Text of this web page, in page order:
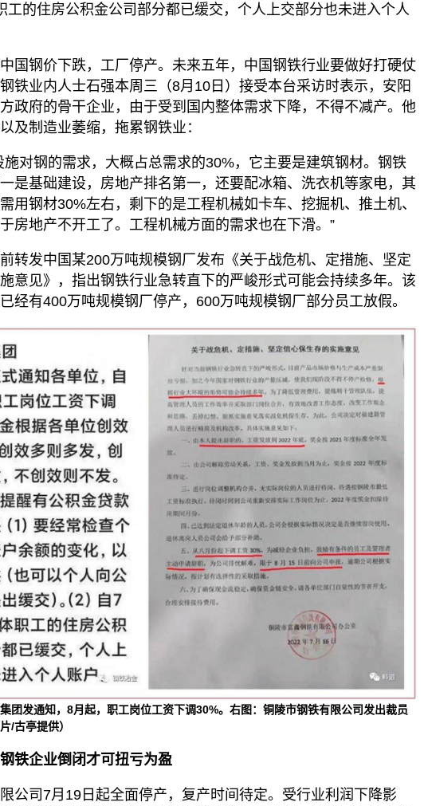
工的住房公积金公司部分都已缓交，个人上交部分也未进入个人
国钢价下跌，工厂停产。未来五年，中国钢铁行业要做好打硬仗
铁业内人士石强本周三（8月10日）接受本台采访时表示，安阳
政府的骨干企业，由于受到国内整体需求下降，不得不减产。他
及制造业萎缩，拖累钢铁业：
施对钢的需求，大概占总需求的30%，它主要是建筑钢材。钢铁
是基础建设，房地产排名第一，还要配冰箱、洗衣机等家电，其
用钢材30%左右，剩下的是工程机械如卡车、挖掘机、推土机、
房地产不开工了。工程机械方面的需求也在下滑。”
转发中国某200万吨规模钢厂发布《关于战危机、定措施、坚定
意见》，指出钢铁行业急转直下的严峻形式可能会持续多年。该
经有400万吨规模钢厂停产，600万吨规模钢厂部分员工放假。
团发通知，8月起，职工岗位工资下调30%。右图：铜陵市钢铁有限公司发出裁员
/古亭提供）
铁企业倒闭才可扭亏为盈
公司7月19日起全面停产，复产时间待定。受行业利润下降影